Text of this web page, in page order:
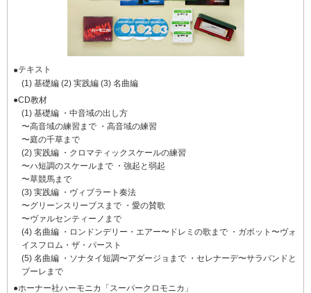
テキスト
(1) 基礎編 (2) 実践編 (3) 名曲編
CD教材
(1) 基礎編 ・中音域の出し方
〜高音域の練習まで ・高音域の練習
〜庭の千草まで
(2) 実践編 ・クロマティックスケールの練習
〜ハ短調のスケールまで ・強起と弱起
〜草競馬まで
(3) 実践編 ・ヴィブラート奏法
〜グリーンスリーブスまで ・愛の賛歌
〜ヴァルセンティーノまで
(4) 名曲編 ・ロンドンデリー・エアー〜ドレミの歌まで ・ガボット〜ヴォ
イスフロム・ザ・パースト
(5) 名曲編 ・ソナタイ短調〜アダージョまで ・セレナーデ〜サラバンドと
ブーレまで
ホーナー社ハーモニカ「スーパークロモニカ」